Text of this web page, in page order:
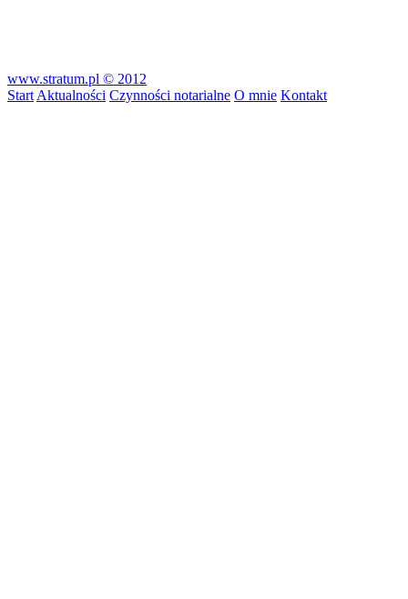
www.stratum.pl © 2012
Start Aktualności Czynności notarialne O mnie Kontakt